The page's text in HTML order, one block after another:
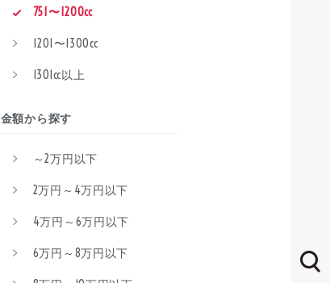
751〜1200cc
1201〜1300cc
1301cc以上
金額から探す
～2万円以下
2万円～4万円以下
4万円～6万円以下
6万円～8万円以下